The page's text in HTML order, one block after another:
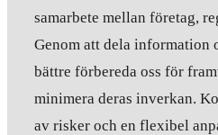
samarbete mellan företag,
Genom att dela information
bättre förbereda oss för
minimera deras inverkan.
av risker och en flexibel